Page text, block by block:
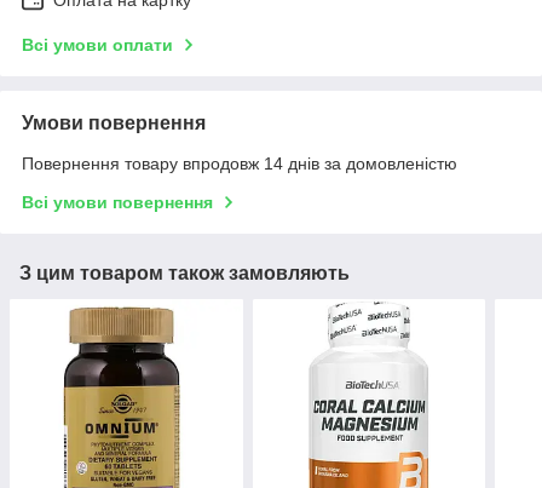
Всі умови оплати
Умови повернення
Повернення товару впродовж 14 днів за домовленістю
Всі умови повернення
З цим товаром також замовляють